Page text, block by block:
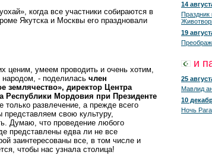
14
Праздник
19
и
25
Мавлид
10
Ночь
когда все участники собираются в
Якутска и Москвы его праздновали
ценим, умеем проводить и очень хотим,
- поделилась член
землячество», директор Центра
Республики Мордовия при Президенте
развлечение, а прежде всего
представляем свою культуру,
Думаю, что проведение любого
представлены едва ли не все
заинтересованы все, в том числе и
чтобы нас узнала столица!